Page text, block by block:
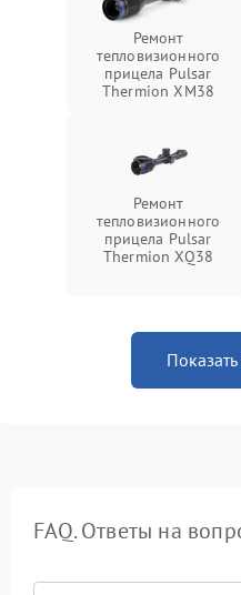
Ремонт
тепловизионного
прицела Pulsar
Thermion XM38
Ремонт
тепловизионного
прицела Pulsar
Thermion XQ38
FAQ. Ответы на